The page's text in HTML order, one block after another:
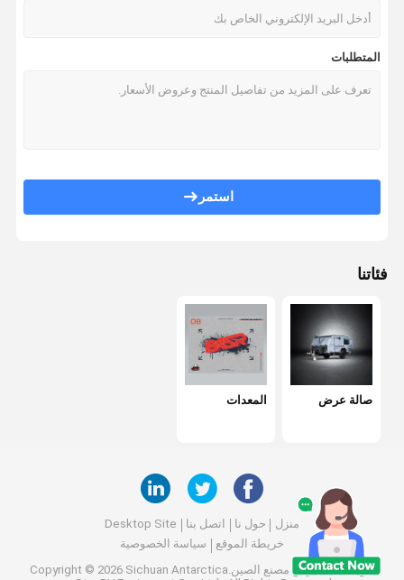
المتطلبات
استمر
فئاتنا
صالة عرض المعدات
منزل حول نا اتصل بنا
Desktop Site
خريطة الموقع
سياسة الخصوصية
جودة صالة عرض
مصنع الصين.Copyright © 2026 Sichuan Antarctica